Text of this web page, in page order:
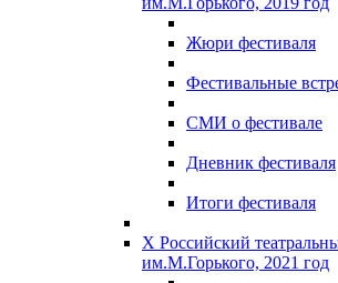
Жюри фестиваля
Фестивальные
СМИ о фестивале
Дневник фестиваля
Итоги фестиваля
X Российский
им.М.Горького, 2021 год